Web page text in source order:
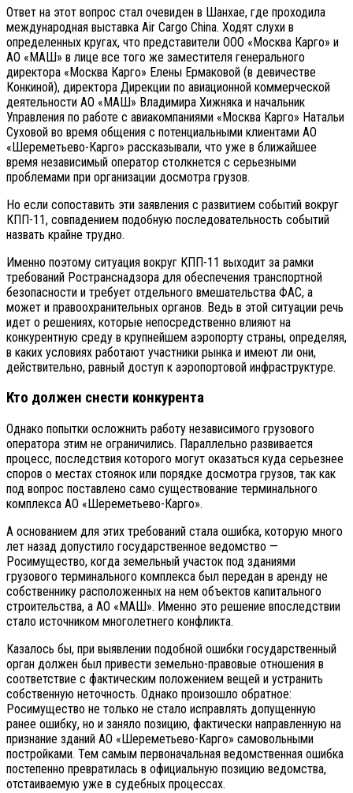
Ответ на этот вопрос стал очевиден в Шанхае, где проходила
международная выставка Air Cargo China. Ходят слухи в
определенных кругах, что представители ООО «Москва Карго» и
АО «МАШ» в лице все того же заместителя генерального
директора «Москва Карго» Елены Ермаковой (в девичестве
Конкиной), директора Дирекции по авиационной коммерческой
деятельности АО «МАШ» Владимира Хижняка и начальник
Управления по работе с авиакомпаниями «Москва Карго» Натальи
Суховой во время общения с потенциальными клиентами АО
«Шереметьево-Карго» рассказывали, что уже в ближайшее
время независимый оператор столкнется с серьезными
проблемами при организации досмотра грузов.
Но если сопоставить эти заявления с развитием событий вокруг
КПП-11, совпадением подобную последовательность событий
назвать крайне трудно.
Именно поэтому ситуация вокруг КПП-11 выходит за рамки
требований Ространснадзора для обеспечения транспортной
безопасности и требует отдельного вмешательства ФАС, а
может и правоохранительных органов. Ведь в этой ситуации речь
идет о решениях, которые непосредственно влияют на
конкурентную среду в крупнейшем аэропорту страны, определяя,
в каких условиях работают участники рынка и имеют ли они,
действительно, равный доступ к аэропортовой инфраструктуре.
Кто должен снести конкурента
Однако попытки осложнить работу независимого грузового
оператора этим не ограничились. Параллельно развивается
процесс, последствия которого могут оказаться куда серьезнее
споров о местах стоянок или порядке досмотра грузов, так как
под вопрос поставлено само существование терминального
комплекса АО «Шереметьево-Карго».
А основанием для этих требований стала ошибка, которую много
лет назад допустило государственное ведомство —
Росимущество, когда земельный участок под зданиями
грузового терминального комплекса был передан в аренду не
собственнику расположенных на нем объектов капитального
строительства, а АО «МАШ». Именно это решение впоследствии
стало источником многолетнего конфликта.
Казалось бы, при выявлении подобной ошибки государственный
орган должен был привести земельно-правовые отношения в
соответствие с фактическим положением вещей и устранить
собственную неточность. Однако произошло обратное:
Росимущество не только не стало исправлять допущенную
ранее ошибку, но и заняло позицию, фактически направленную на
признание зданий АО «Шереметьево-Карго» самовольными
постройками. Тем самым первоначальная ведомственная ошибка
постепенно превратилась в официальную позицию ведомства,
отстаиваемую уже в судебных процессах.